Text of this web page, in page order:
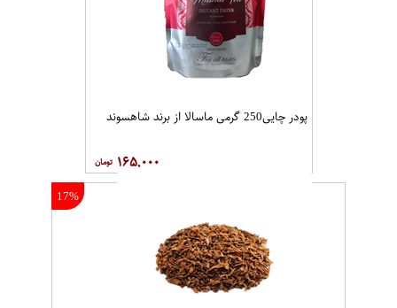
پودر چایی250 گرمی ماسالا از برند شاهسوند
۱۶۵,۰۰۰
17%